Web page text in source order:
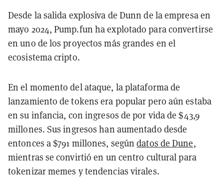
Desde la salida explosiva de Dunn de la empresa en
mayo 2024, Pump.fun ha explotado para convertirse
en uno de los proyectos más grandes en el
ecosistema cripto.
En el momento del ataque, la plataforma de
lanzamiento de tokens era popular pero aún estaba
en su infancia, con ingresos de por vida de $43,9
millones. Sus ingresos han aumentado desde
entonces a $791 millones, segúndatos de Dune,
mientras se convirtió en un centro cultural para
tokenizar memes y tendencias virales.